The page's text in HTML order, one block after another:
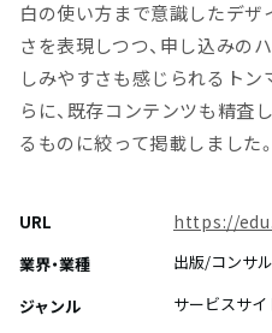
白の使い方まで意識したデザ
さを表現しつつ、申し込みの
しみやすさも感じられるトン
らに、既存コンテンツも精査
るものに絞って掲載しました。
URL https://
業界・業種
出版/コンサル
ジャンル
サービスサイ